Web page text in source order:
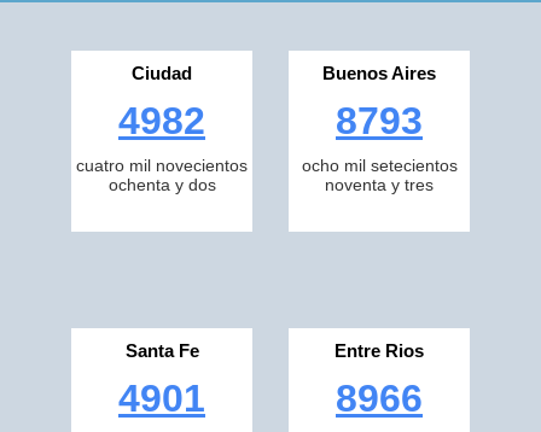
Ciudad
4982
cuatro mil novecientos
ochenta y dos
Buenos Aires
8793
ocho mil setecientos
noventa y tres
Santa Fe
4901
Entre Rios
8966